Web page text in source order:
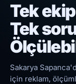
Tek
Tek
Sakarya
için reklam,